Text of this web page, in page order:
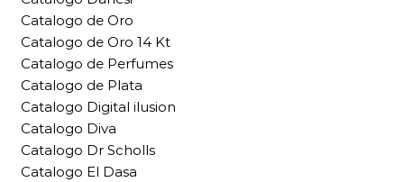
Catalogo de Oro
Catalogo de Oro 14 Kt
Catalogo de Perfumes
Catalogo de Plata
Catalogo Digital ilusion
Catalogo Diva
Catalogo Dr Scholls
Catalogo El Dasa